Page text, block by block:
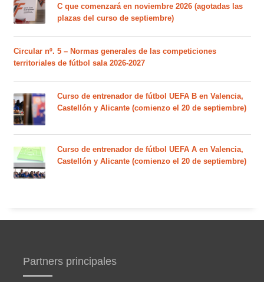
C que comenzará en noviembre 2026 (agotadas las
plazas del curso de septiembre)
Circular nº. 5 – Normas generales de las competiciones
territoriales de fútbol sala 2026-2027
Curso de entrenador de fútbol UEFA B en Valencia,
Castellón y Alicante (comienzo el 20 de septiembre)
Curso de entrenador de fútbol UEFA A en Valencia,
Castellón y Alicante (comienzo el 20 de septiembre)
Partners principales